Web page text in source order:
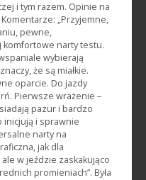
i tym razem. Opinie na
„Przyjemne,
pewne,
komfortowe narty testu.
wybierają
że są miałkie.
oparcie. Do jazdy
Pierwsze wrażenie –
pazur i bardzo
inicjują i sprawnie
narty na
jak dla
w jeździe zaskakująco
promieniach”. Była